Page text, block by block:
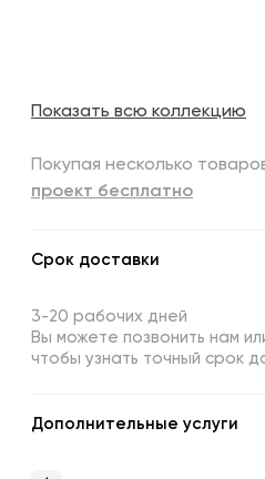
Показать всю коллекцию
Покупая несколько
проект бесплатно
Срок доставки
3-20 рабочих дней
Вы можете позвонить нам
чтобы узнать точный срок
Дополнительные услуги